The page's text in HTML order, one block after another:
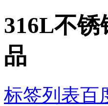
316L不
品
标签列表百